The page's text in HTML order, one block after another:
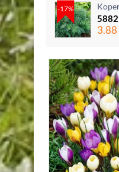
-17%
5882
3.88